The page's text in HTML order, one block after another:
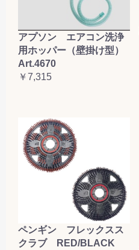
アプソン エアコン洗浄
用ホッパー（壁掛け型）
Art.4670
￥7,315
ペンギン フレックスス
クラブ RED/BLACK